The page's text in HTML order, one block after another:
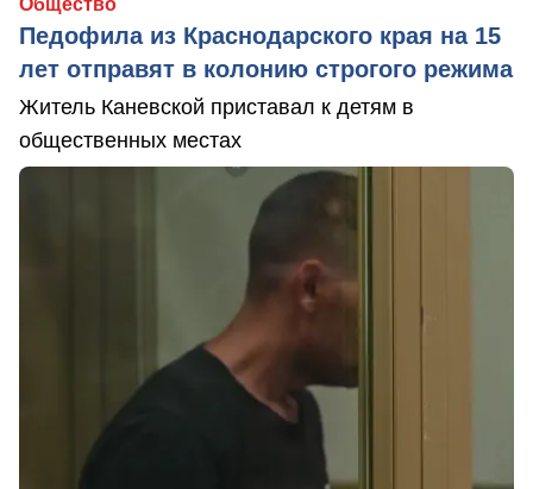
Общество
Педофила из Краснодарского края на 15
лет отправят в колонию строгого режима
Житель Каневской приставал к детям в
общественных местах